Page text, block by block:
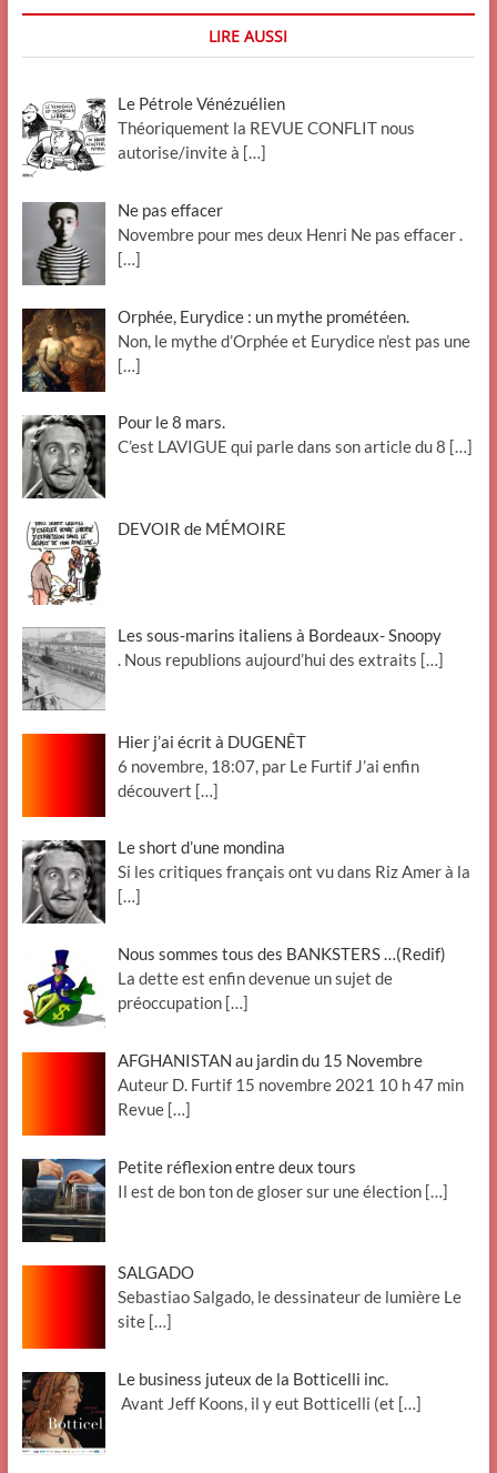
LIRE AUSSI
Le Pétrole Vénézuélien
Théoriquement la REVUE CONFLIT nous
autorise/invite à […]
Ne pas effacer
Novembre pour mes deux Henri Ne pas effacer .
[…]
Orphée, Eurydice : un mythe prométéen.
Non, le mythe d’Orphée et Eurydice n’est pas une
[…]
Pour le 8 mars.
C’est LAVIGUE qui parle dans son article du 8 […]
DEVOIR de MÉMOIRE
Les sous-marins italiens à Bordeaux- Snoopy
. Nous republions aujourd’hui des extraits […]
Hier j’ai écrit à DUGENÊT
6 novembre, 18:07, par Le Furtif J’ai enfin
découvert […]
Le short d’une mondina
Si les critiques français ont vu dans Riz Amer à la
[…]
Nous sommes tous des BANKSTERS …(Redif)
La dette est enfin devenue un sujet de
préoccupation […]
AFGHANISTAN au jardin du 15 Novembre
Auteur D. Furtif 15 novembre 2021 10 h 47 min
Revue […]
Petite réflexion entre deux tours
Il est de bon ton de gloser sur une élection […]
SALGADO
Sebastiao Salgado, le dessinateur de lumière Le
site […]
Le business juteux de la Botticelli inc.
Avant Jeff Koons, il y eut Botticelli (et […]